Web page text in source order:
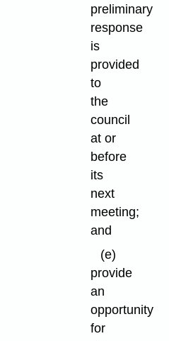
preliminary
response
is
provided
to
the
council
at or
before
its
next
meeting;
and
(e)
provide
an
opportunity
for